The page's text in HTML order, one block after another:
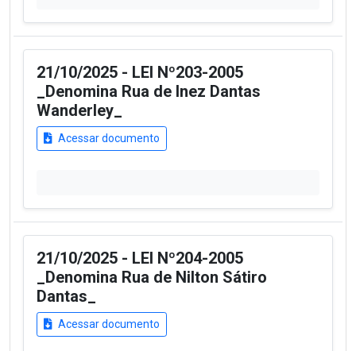
21/10/2025 - LEI Nº203-2005
_Denomina Rua de Inez Dantas
Wanderley_
Acessar documento
21/10/2025 - LEI Nº204-2005
_Denomina Rua de Nilton Sátiro
Dantas_
Acessar documento